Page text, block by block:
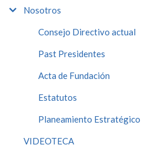
Nosotros
Consejo Directivo actual
Past Presidentes
Acta de Fundación
Estatutos
Planeamiento Estratégico
VIDEOTECA